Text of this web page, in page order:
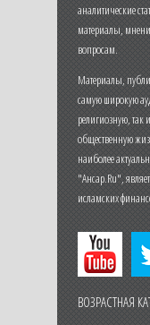
аналитические
материалы,
вопросам.
Материалы,
самую широкую
религиозную, так
общественную
наиболее
"Ансар.Ru",
исламских
ВОЗРАСТНАЯ